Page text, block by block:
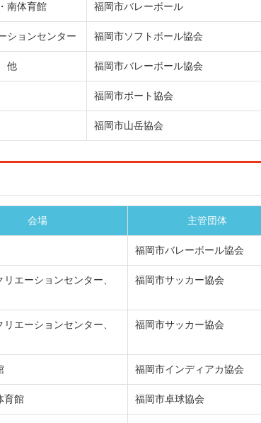
南体育館 福岡市バレーボール
ションセンター 福岡市ソフトボール協会
他 福岡市バレーボール協会
福岡市ボート協会
福岡市山岳協会
会場 主管団体
福岡市バレーボール協会
リエーションセンター、
福岡市サッカー協会
リエーションセンター、
福岡市サッカー協会
福岡市インディアカ協会
育館 福岡市卓球協会